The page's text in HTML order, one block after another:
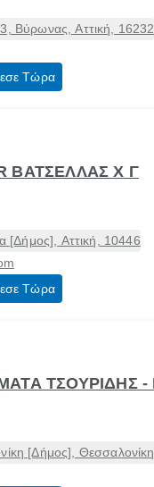
Βύρωνας, Αττική, 16232
Τώρα
ΒΑΤΣΕΛΛΑΣ Χ Γ
[Δήμος], Αττική, 10446
Τώρα
ΤΣΟΥΡΙΔΗΣ
[Δήμος],